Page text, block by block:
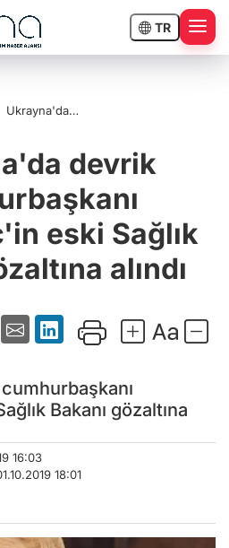
TR
Ukrayna'da
Yanukoviç'in
eski Sağlık
gözaltına alındı
devrik
eski Sağlık
alındı
Bakanı gözaltına
16:03
18:01